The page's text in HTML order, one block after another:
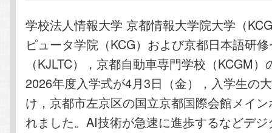
学校法人情報大学 京都情報大学院大学（
ピュータ学院（KCG）および京都日本語研
（KJLTC），京都自動車専門学校（KCGM
2026年度入学式が4月3日（金），入学生の
け，京都市左京区の国立京都国際会館メイ
れました。AI技術が急速に進歩するなどデ